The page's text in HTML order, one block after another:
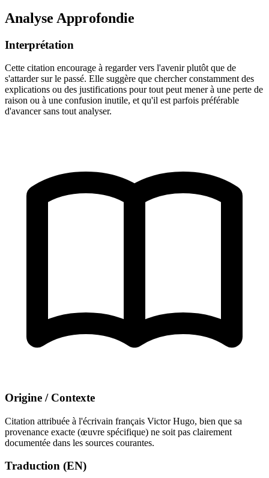
Analyse Approfondie
Interprétation
Cette citation encourage à regarder vers l'avenir plutôt que de
s'attarder sur le passé. Elle suggère que chercher constamment des
explications ou des justifications pour tout peut mener à une perte de
raison ou à une confusion inutile, et qu'il est parfois préférable
d'avancer sans tout analyser.
Origine / Contexte
Citation attribuée à l'écrivain français Victor Hugo, bien que sa
provenance exacte (œuvre spécifique) ne soit pas clairement
documentée dans les sources courantes.
Traduction (EN)